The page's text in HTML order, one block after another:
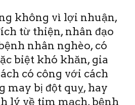
không vì lợi nhuận,
từ thiện, nhân đạo
nhân nghèo, có
biệt khó khăn, gia
có công với cách
may bị đột quỵ, hay
lý về tim mạch, bệnh